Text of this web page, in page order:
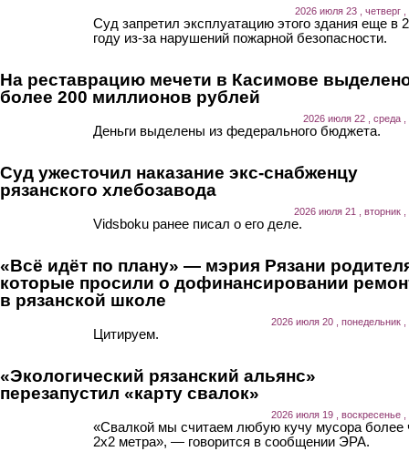
2026 июля 23 , четверг ,
Суд запретил эксплуатацию этого здания еще в
году из-за нарушений пожарной безопасности.
На реставрацию мечети в Касимове
более 200 миллионов рублей
2026 июля 22 , среда ,
Деньги выделены из федерального бюджета.
Суд ужесточил наказание экс-снабженцу
рязанского хлебозавода
2026 июля 21 , вторник ,
Vidsboku ранее писал о его деле.
«Всё идёт по плану» — мэрия Рязани
которые просили о дофинансировании
в рязанской школе
2026 июля 20 , понедельник ,
Цитируем.
«Экологический рязанский альянс»
перезапустил «карту свалок»
2026 июля 19 , воскресенье ,
«Свалкой мы считаем любую кучу мусора более
2х2 метра», — говорится в сообщении ЭРА.